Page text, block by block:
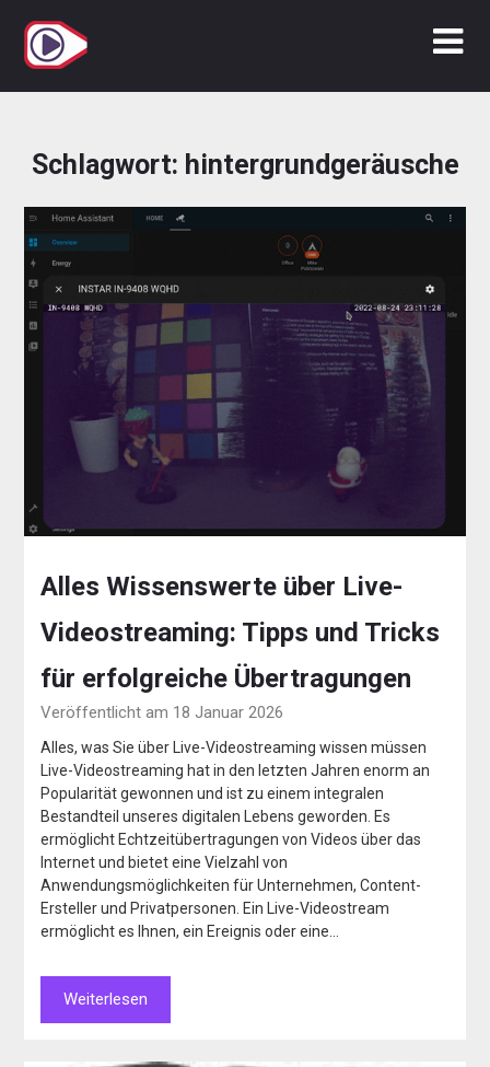
Inhalt
springen
Schlagwort: hintergrundgeräusche
Alles Wissenswerte über Live-
Videostreaming: Tipps und Tricks
für erfolgreiche Übertragungen
Veröffentlicht am 18 Januar 2026
Alles, was Sie über Live-Videostreaming wissen müssen
Live-Videostreaming hat in den letzten Jahren enorm an
Popularität gewonnen und ist zu einem integralen
Bestandteil unseres digitalen Lebens geworden. Es
ermöglicht Echtzeitübertragungen von Videos über das
Internet und bietet eine Vielzahl von
Anwendungsmöglichkeiten für Unternehmen, Content-
Ersteller und Privatpersonen. Ein Live-Videostream
ermöglicht es Ihnen, ein Ereignis oder eine…
Weiterlesen